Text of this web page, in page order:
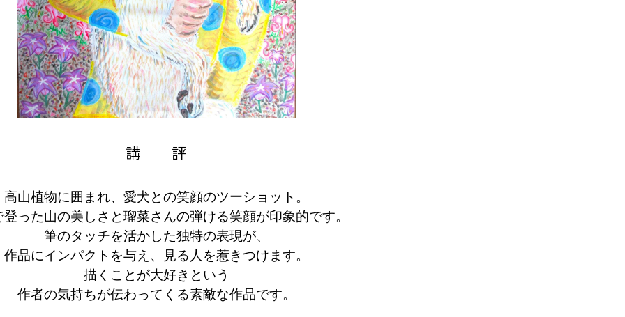
講 評
高山植物に囲まれ、愛犬との笑顔のツーショット。
った山の美しさと瑠菜さんの弾ける笑顔が印象的です。
筆のタッチを活かした独特の表現が、
作品にインパクトを与え、見る人を惹きつけます。
描くことが大好きという
作者の気持ちが伝わってくる素敵な作品です。